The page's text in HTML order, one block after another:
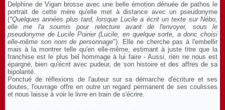
Delphine de Vigan brosse avec une belle émotion dénuée de pathos le
portrait de cette mère qu'elle met à distance avec un pseudonyme
("Quelques années plus tard, lorsque Lucile a écrit un texte sur Nébo,
elle me l'a soumis pour relecture avant de l'envoyer, sous le
pseudonyme de Lucile Poirier (Lucile, en quelque sorte, a donc choisi
elle-même son nom de personnage"). Elle ne cherche pas à l'embellir
mais à la montrer telle qu'en elle-même, estimant à juste titre que la
franchise est le plus bel hommage à lui faire - Aussi, rien ne nous est
épargné, bien qu'écrit avec pudeur, de son histoire et des affres de sa
bipolarité.
Ponctué de réflexions de l'auteur sur sa démarche d'écriture et ses
doutes, l'ouvrage offre en outre un regard permanent de ses coulisses
et nous laisse à voir le livre en train de s'écrire.